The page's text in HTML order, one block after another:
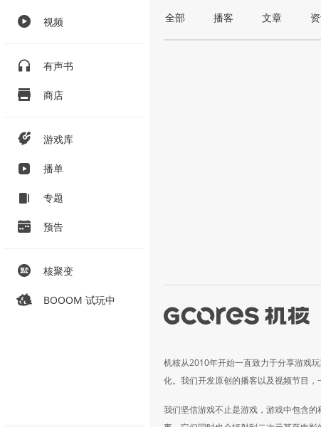
视频
有声书
商店
游戏库
播单
专题
预告
核聚变
BOOOM 试玩中
全部 播客 文章
机核从2010年开始一直致力于分享游戏
化。我们开发原创的播客以及视频节目，
我们坚信游戏不止是游戏，游戏中包含